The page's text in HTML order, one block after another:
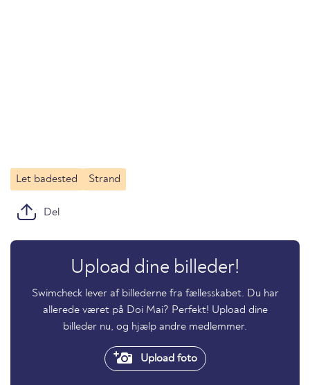
Let badested Strand
Del
Upload dine billeder!
Swimcheck lever af billederne fra fællesskabet. Du har
allerede været på Doi Mai? Perfekt! Upload dine
billeder nu, og hjælp andre medlemmer.
Upload foto